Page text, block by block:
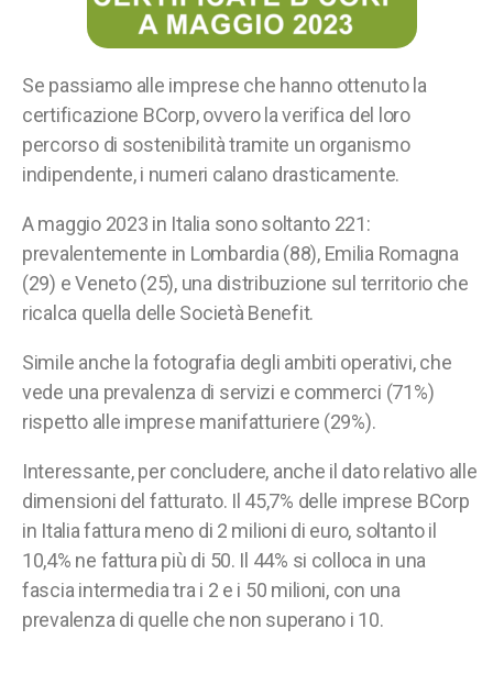
Se passiamo alle imprese che hanno ottenuto la
certificazione BCorp, ovvero la verifica del loro
percorso di sostenibilità tramite un organismo
indipendente, i numeri calano drasticamente.
A maggio 2023 in Italia sono soltanto 221:
prevalentemente in Lombardia (88), Emilia Romagna
(29) e Veneto (25), una distribuzione sul territorio che
ricalca quella delle Società Benefit.
Simile anche la fotografia degli ambiti operativi, che
vede una prevalenza di servizi e commerci (71%)
rispetto alle imprese manifatturiere (29%).
Interessante, per concludere, anche il dato relativo alle
dimensioni del fatturato. Il 45,7% delle imprese BCorp
in Italia fattura meno di 2 milioni di euro, soltanto il
10,4% ne fattura più di 50. Il 44% si colloca in una
fascia intermedia tra i 2 e i 50 milioni, con una
prevalenza di quelle che non superano i 10.